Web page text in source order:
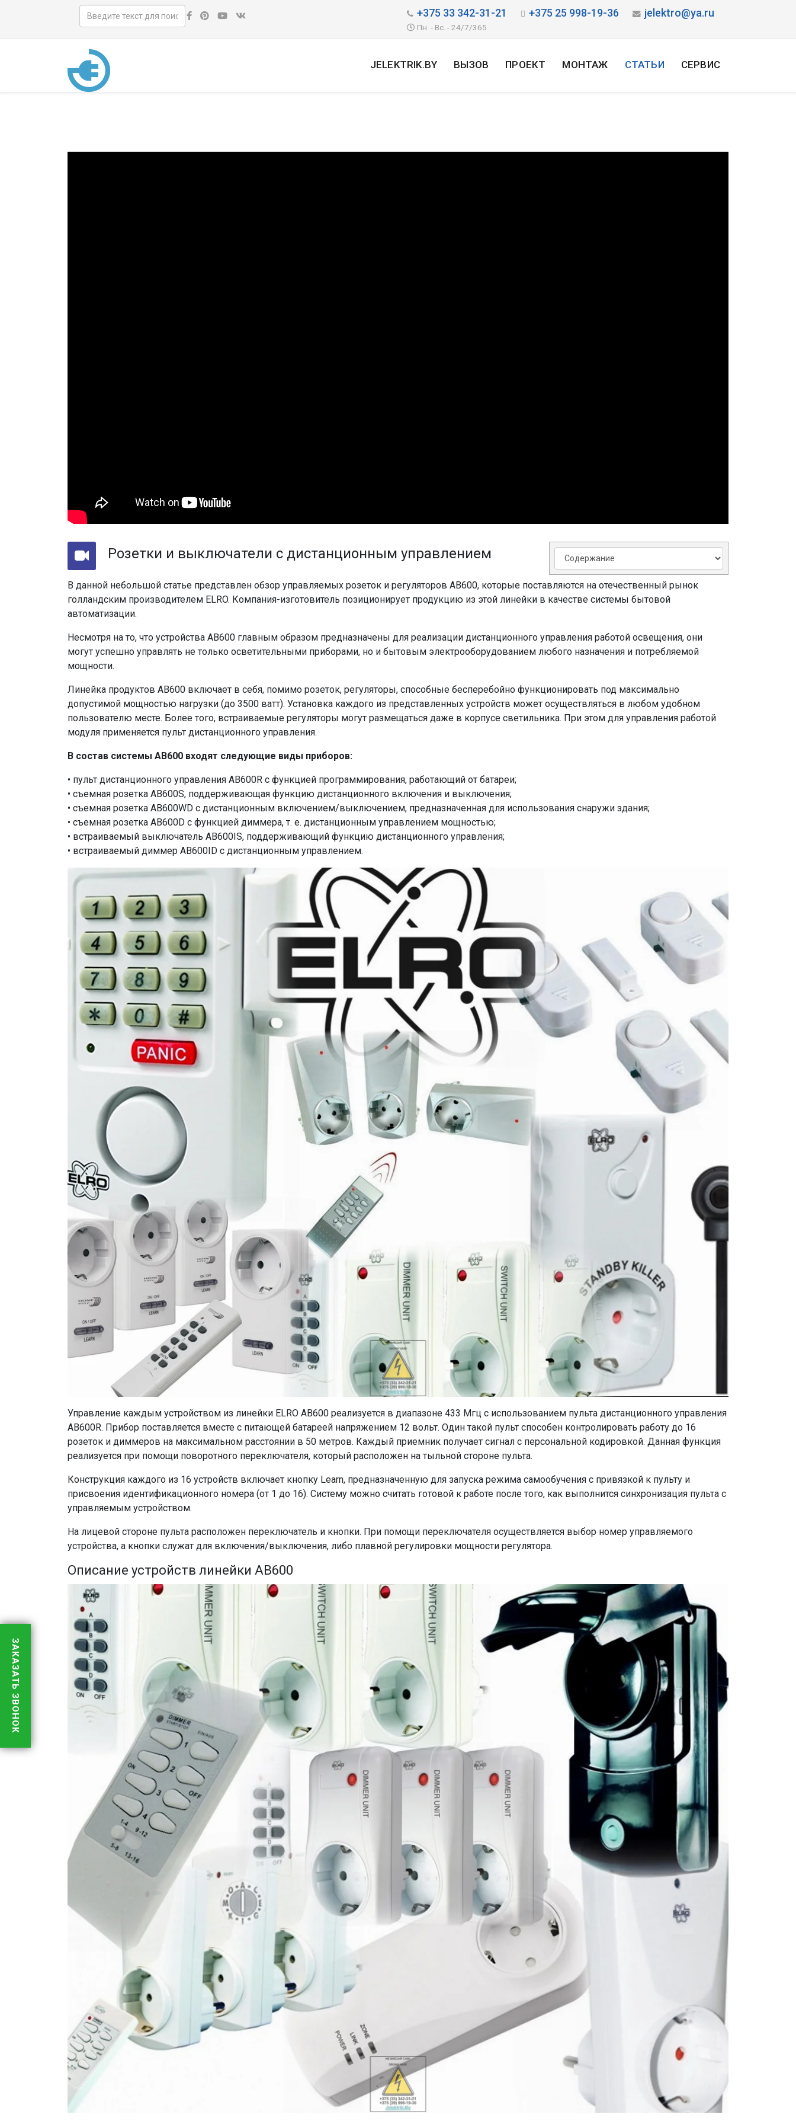
+375 33 342-31-21 +375 25 998-19-36 jelektro@ya.ru
Пн. - Вс. - 24/7/365
JELEKTRIK.BY ВЫЗОВ ПРОЕКТ МОНТАЖ СТАТЬИ СЕРВИС
Розетки и выключатели с дистанционным управлением
В данной небольшой статье представлен обзор управляемых розеток и регуляторов AB600, которые поставляются на отечественный рынок
голландским производителем ELRO. Компания-изготовитель позиционирует продукцию из этой линейки в качестве системы бытовой
автоматизации.
Несмотря на то, что устройства AB600 главным образом предназначены для реализации дистанционного управления работой освещения, они
могут успешно управлять не только осветительными приборами, но и бытовым электрооборудованием любого назначения и потребляемой
мощности.
Линейка продуктов AB600 включает в себя, помимо розеток, регуляторы, способные бесперебойно функционировать под максимально
допустимой мощностью нагрузки (до 3500 ватт). Установка каждого из представленных устройств может осуществляться в любом удобном
пользователю месте. Более того, встраиваемые регуляторы могут размещаться даже в корпусе светильника. При этом для управления работой
модуля применяется пульт дистанционного управления.
В состав системы AB600 входят следующие виды приборов:
• пульт дистанционного управления AB600R с функцией программирования, работающий от батареи;
• съемная розетка AB600S, поддерживающая функцию дистанционного включения и выключения;
• съемная розетка AB600WD с дистанционным включением/выключением, предназначенная для использования снаружи здания;
• съемная розетка AB600D с функцией диммера, т. е. дистанционным управлением мощностью;
• встраиваемый выключатель AB600IS, поддерживающий функцию дистанционного управления;
• встраиваемый диммер AB600ID с дистанционным управлением.
Управление каждым устройством из линейки ELRO AB600 реализуется в диапазоне 433 Мгц с использованием пульта дистанционного управления
AB600R. Прибор поставляется вместе с питающей батареей напряжением 12 вольт. Один такой пульт способен контролировать работу до 16
розеток и диммеров на максимальном расстоянии в 50 метров. Каждый приемник получает сигнал с персональной кодировкой. Данная функция
реализуется при помощи поворотного переключателя, который расположен на тыльной стороне пульта.
Конструкция каждого из 16 устройств включает кнопку Learn, предназначенную для запуска режима самообучения с привязкой к пульту и
присвоения идентификационного номера (от 1 до 16). Систему можно считать готовой к работе после того, как выполнится синхронизация пульта с
управляемым устройством.
На лицевой стороне пульта расположен переключатель и кнопки. При помощи переключателя осуществляется выбор номер управляемого
устройства, а кнопки служат для включения/выключения, либо плавной регулировки мощности регулятора.
Описание устройств линейки AB600
ЗАКАЗАТЬ ЗВОНОК